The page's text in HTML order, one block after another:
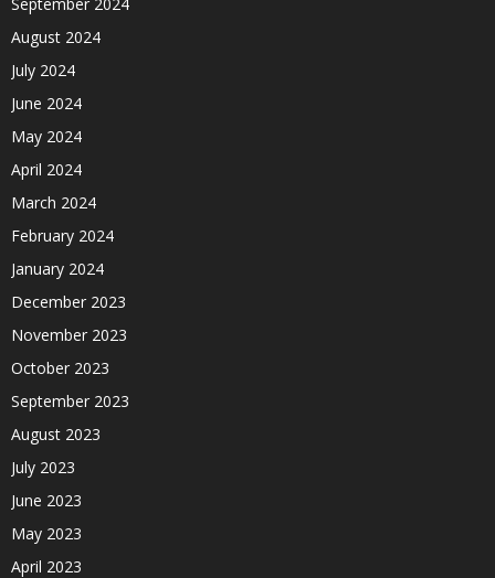
August 2024
July 2024
June 2024
May 2024
April 2024
March 2024
February 2024
January 2024
December 2023
November 2023
October 2023
September 2023
August 2023
July 2023
June 2023
May 2023
April 2023